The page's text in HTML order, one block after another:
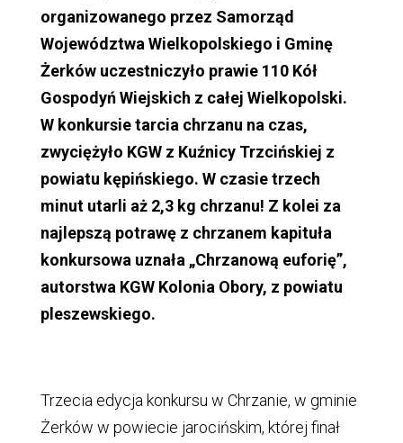
organizowanego przez Samorząd
Województwa Wielkopolskiego i Gminę
Żerków uczestniczyło prawie 110 Kół
Gospodyń Wiejskich z całej Wielkopolski.
W konkursie tarcia chrzanu na czas,
zwyciężyło KGW z Kuźnicy Trzcińskiej z
powiatu kępińskiego. W czasie trzech
minut utarli aż 2,3 kg chrzanu! Z kolei za
najlepszą potrawę z chrzanem kapituła
konkursowa uznała „Chrzanową euforię”,
autorstwa KGW Kolonia Obory, z powiatu
pleszewskiego.
Trzecia edycja konkursu w Chrzanie, w gminie
Żerków w powiecie jarocińskim, której finał